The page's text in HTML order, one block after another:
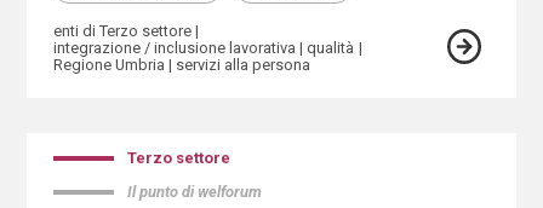
enti di Terzo settore
integrazione / inclusione lavorativa
qualità
Regione Umbria
servizi alla persona
Terzo settore
Il punto di welforum